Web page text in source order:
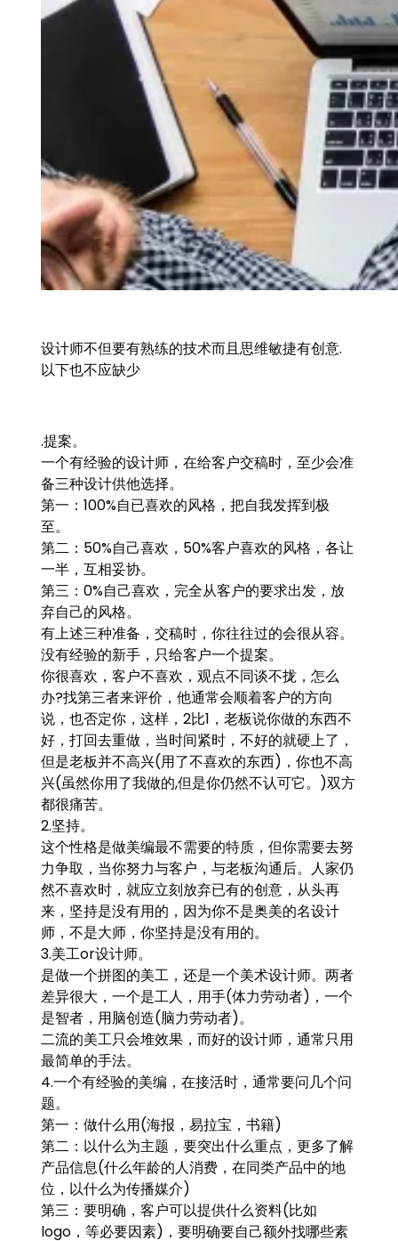
设计师不但要有熟练的技术而且思维敏捷有创意.
以下也不应缺少
.提案。
一个有经验的设计师，在给客户交稿时，至少会准
备三种设计供他选择。
第一：100%自已喜欢的风格，把自我发挥到极
至。
第二：50%自己喜欢，50%客户喜欢的风格，各让
一半，互相妥协。
第三：0%自己喜欢，完全从客户的要求出发，放
弃自己的风格。
有上述三种准备，交稿时，你往往过的会很从容。
没有经验的新手，只给客户一个提案。
你很喜欢，客户不喜欢，观点不同谈不拢，怎么
办?找第三者来评价，他通常会顺着客户的方向
说，也否定你，这样，2比1，老板说你做的东西不
好，打回去重做，当时间紧时，不好的就硬上了，
但是老板并不高兴(用了不喜欢的东西)，你也不高
兴(虽然你用了我做的,但是你仍然不认可它。)双方
都很痛苦。
2.坚持。
这个性格是做美编最不需要的特质，但你需要去努
力争取，当你努力与客户，与老板沟通后。人家仍
然不喜欢时，就应立刻放弃已有的创意，从头再
来，坚持是没有用的，因为你不是奥美的名设计
师，不是大师，你坚持是没有用的。
3.美工or设计师。
是做一个拼图的美工，还是一个美术设计师。两者
差异很大，一个是工人，用手(体力劳动者)，一个
是智者，用脑创造(脑力劳动者)。
二流的美工只会堆效果，而好的设计师，通常只用
最简单的手法。
4.一个有经验的美编，在接活时，通常要问几个问
题。
第一：做什么用(海报，易拉宝，书籍)
第二：以什么为主题，要突出什么重点，更多了解
产品信息(什么年龄的人消费，在同类产品中的地
位，以什么为传播媒介)
第三：要明确，客户可以提供什么资料(比如
logo，等必要因素)，要明确要自己额外找哪些素